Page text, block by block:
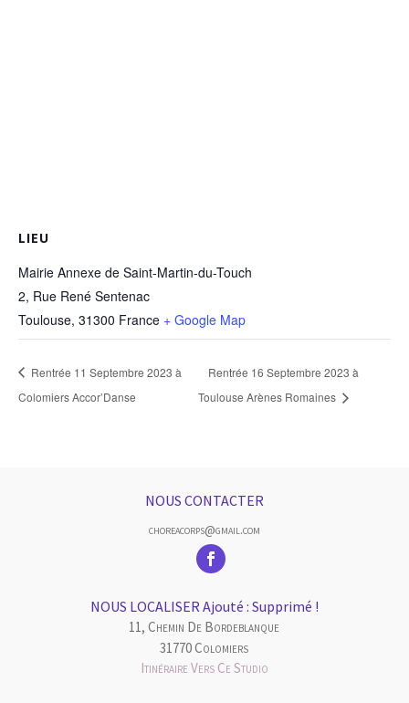
LIEU
Mairie Annexe de Saint-Martin-du-Touch
2, Rue René Sentenac
Toulouse, 31300 France + Google Map
Rentrée 11 Septembre 2023 à
Colomiers Accor’Danse
Rentrée 16 Septembre 2023 à
Toulouse Arènes Romaines
NOUS CONTACTER
choreacorps@gmail.com
NOUS LOCALISER Ajouté : Supprimé !
11, Chemin De Bordeblanque
31770 Colomiers
Itinéraire Vers Ce Studio